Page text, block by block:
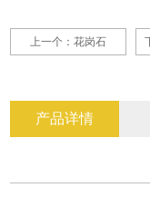
上一个：花岗石
产品详情